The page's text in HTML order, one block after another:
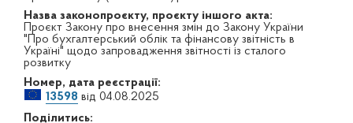
Назва законопроєкту, проєкту іншого акта:
Проєкт Закону про внесення змін до Закону України
"Про бухгалтерський облік та фінансову звітність в
Україні" щодо запровадження звітності із сталого
розвитку
Номер, дата реєстрації:
13598 від 04.08.2025
Поділитись: